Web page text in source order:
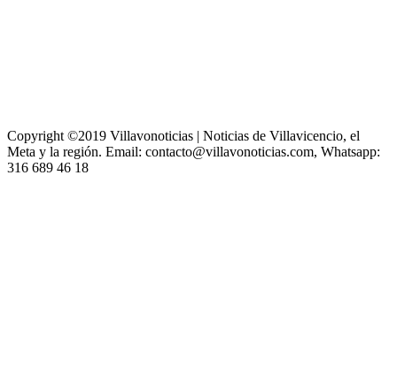
Copyright ©2019 Villavonoticias | Noticias de Villavicencio, el
Meta y la región. Email: contacto@villavonoticias.com, Whatsapp:
316 689 46 18